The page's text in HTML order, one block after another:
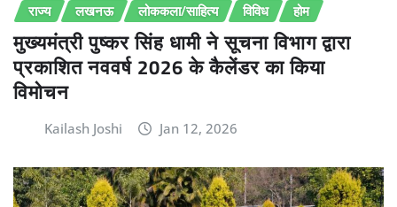
राज्य
लखनऊ लोककला/साहित्य विविध होम
मुख्यमंत्री पुष्कर सिंह धामी ने सूचना विभाग द्वारा
प्रकाशित नववर्ष 2026 के कैलेंडर का किया
विमोचन
Kailash Joshi Jan 12, 2026